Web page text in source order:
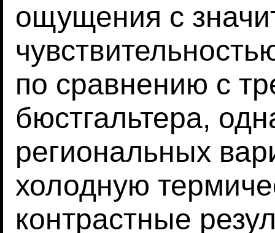
ощущения с
по сравнению с
бюстгальтера,
региональных
холодную
контрастные